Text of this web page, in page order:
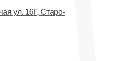
ул. 16Г, Старо-